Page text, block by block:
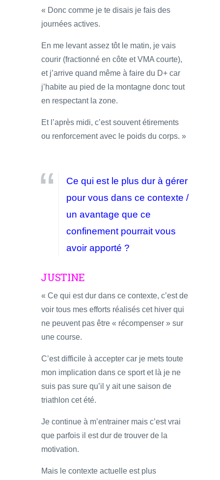
« Donc comme je te disais je fais des
journées actives.
En me levant assez tôt le matin, je vais
courir (fractionné en côte et VMA courte),
et j’arrive quand même à faire du D+ car
j’habite au pied de la montagne donc tout
en respectant la zone.
Et l’après midi, c’est souvent étirements
ou renforcement avec le poids du corps. »
Ce qui est le plus dur à gérer
pour vous dans ce contexte /
un avantage que ce
confinement pourrait vous
avoir apporté ?
JUSTINE
« Ce qui est dur dans ce contexte, c’est de
voir tous mes efforts réalisés cet hiver qui
ne peuvent pas être « récompenser » sur
une course.
C’est difficile à accepter car je mets toute
mon implication dans ce sport et là je ne
suis pas sure qu’il y ait une saison de
triathlon cet été.
Je continue à m’entrainer mais c’est vrai
que parfois il est dur de trouver de la
motivation.
Mais le contexte actuelle est plus